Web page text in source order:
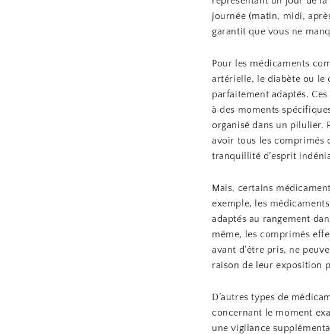
journée (matin, midi,
garantit que vous ne
Pour les médicaments
artérielle, le diabète ou le
parfaitement adaptés.
à des moments
organisé dans un pilulier.
avoir tous les comprimés
tranquillité d’esprit
Mais, certains
exemple, les
adaptés au rangement
même, les comprimés
avant d’être pris, ne
raison de leur exposition
D’autres types de
concernant le moment
une vigilance